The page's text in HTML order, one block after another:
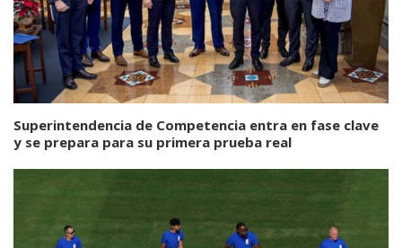
Superintendencia de Competencia entra en fase clave
y se prepara para su primera prueba real